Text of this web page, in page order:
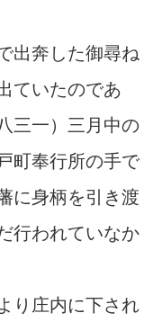
出奔した御尋ね
ていたのであ
三一）三月中の
町奉行所の手で
に身柄を引き渡
行われていなか
り庄内に下され